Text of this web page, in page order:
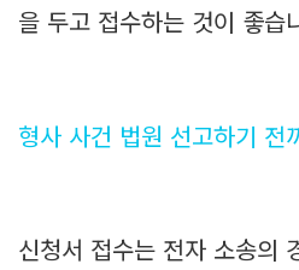
을 두고 접수하는 것이 좋습
형사 사건 법원 선고하기 전
신청서 접수는 전자 소송의